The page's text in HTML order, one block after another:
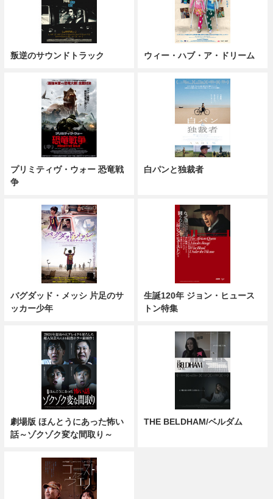
叛逆のサウンドトラック ウィー・ハブ・ア・ドリーム
プリミティヴ・ウォー 恐竜戦
争
白パンと独裁者
バグダッド・メッシ 片足のサ
ッカー少年
生誕120年 ジョン・ヒュース
トン特集
劇場版 ほんとうにあった怖い
話～ゾクゾク変な間取り～
THE BELDHAM/ベルダム